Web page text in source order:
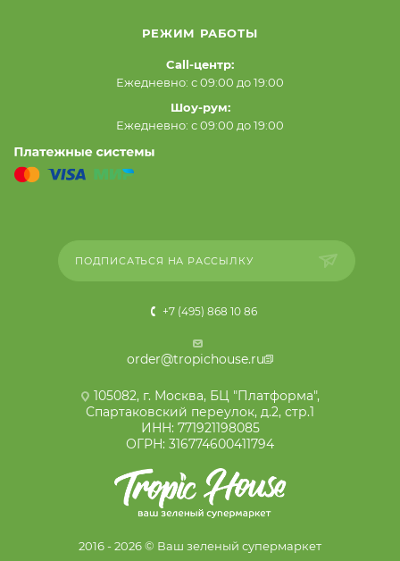
РЕЖИМ РАБОТЫ
Call-центр:
Ежедневно: с 09:00 до 19:00
Шоу-рум:
Ежедневно: с 09:00 до 19:00
ПОДПИСАТЬСЯ НА РАССЫЛКУ
+7 (495) 868 10 86
order@tropichouse.ru
105082, г. Москва, БЦ "Платформа",
Спартаковский переулок, д.2, стр.1
ИНН: 771921198085
ОГРН: 316774600411794
2016 - 2026 © Ваш зеленый супермаркет